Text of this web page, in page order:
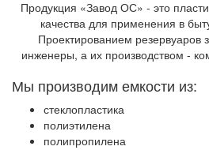
Продукция «Завод ОС» - это
качества для применения в
Проектированием
инженеры, а их производством -
Мы производим емкости из:
стеклопластика
полиэтилена
полипропилена